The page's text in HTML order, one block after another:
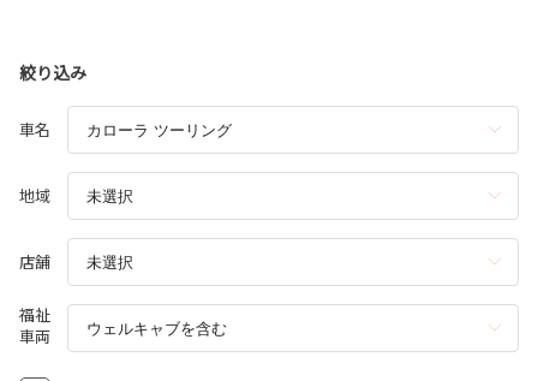
絞り込み
車名
地域
店舗
福祉
車両